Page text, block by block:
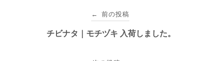
← 前の投稿
チビナタ｜モチヅキ 入荷しました。